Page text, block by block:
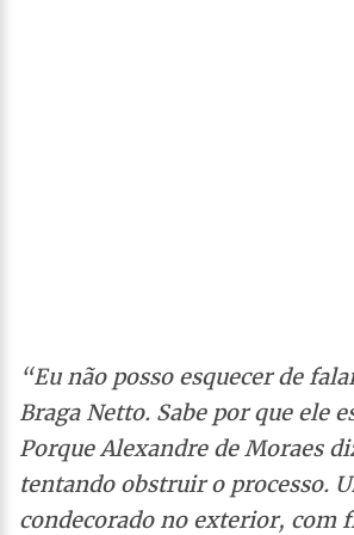
“Eu não posso esquecer de
Braga Netto. Sabe por que ele
Porque Alexandre de Moraes
tentando obstruir o processo.
condecorado no exterior, com